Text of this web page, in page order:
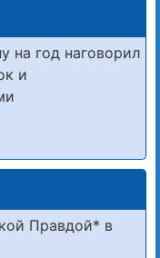
на год наговорил
и
Правдой* в